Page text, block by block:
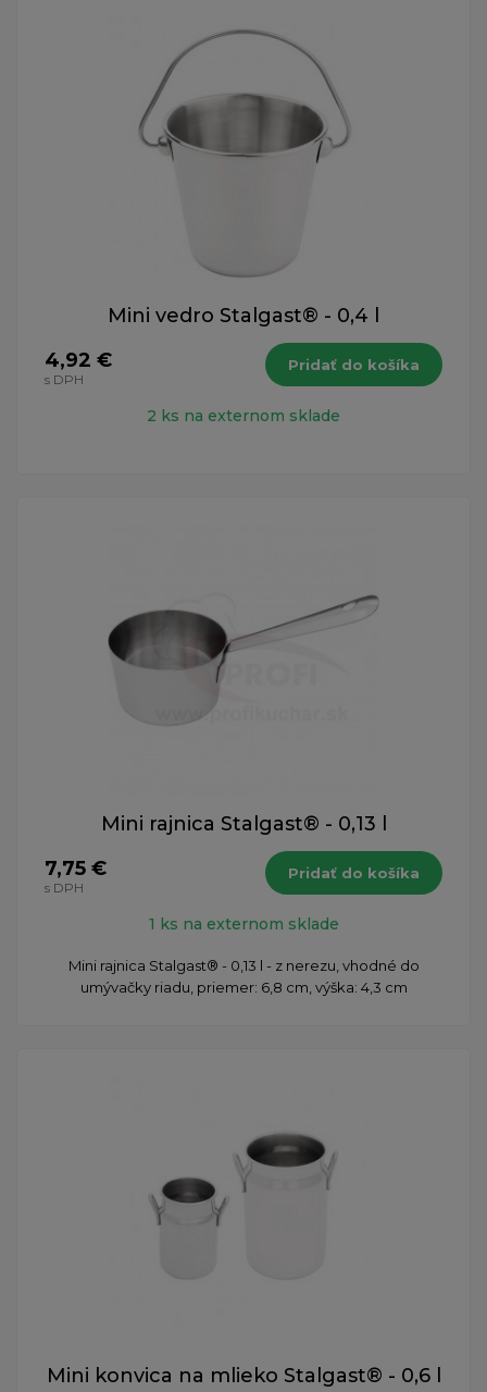
Mini vedro Stalgast® - 0,4 l
4,92 €
s DPH
Pridať do košíka
2 ks na externom sklade
Mini rajnica Stalgast® - 0,13 l
7,75 €
s DPH
Pridať do košíka
1 ks na externom sklade
Mini rajnica Stalgast® - 0,13 l - z nerezu, vhodné do
umývačky riadu, priemer: 6,8 cm, výška: 4,3 cm
Mini konvica na mlieko Stalgast® - 0,6 l